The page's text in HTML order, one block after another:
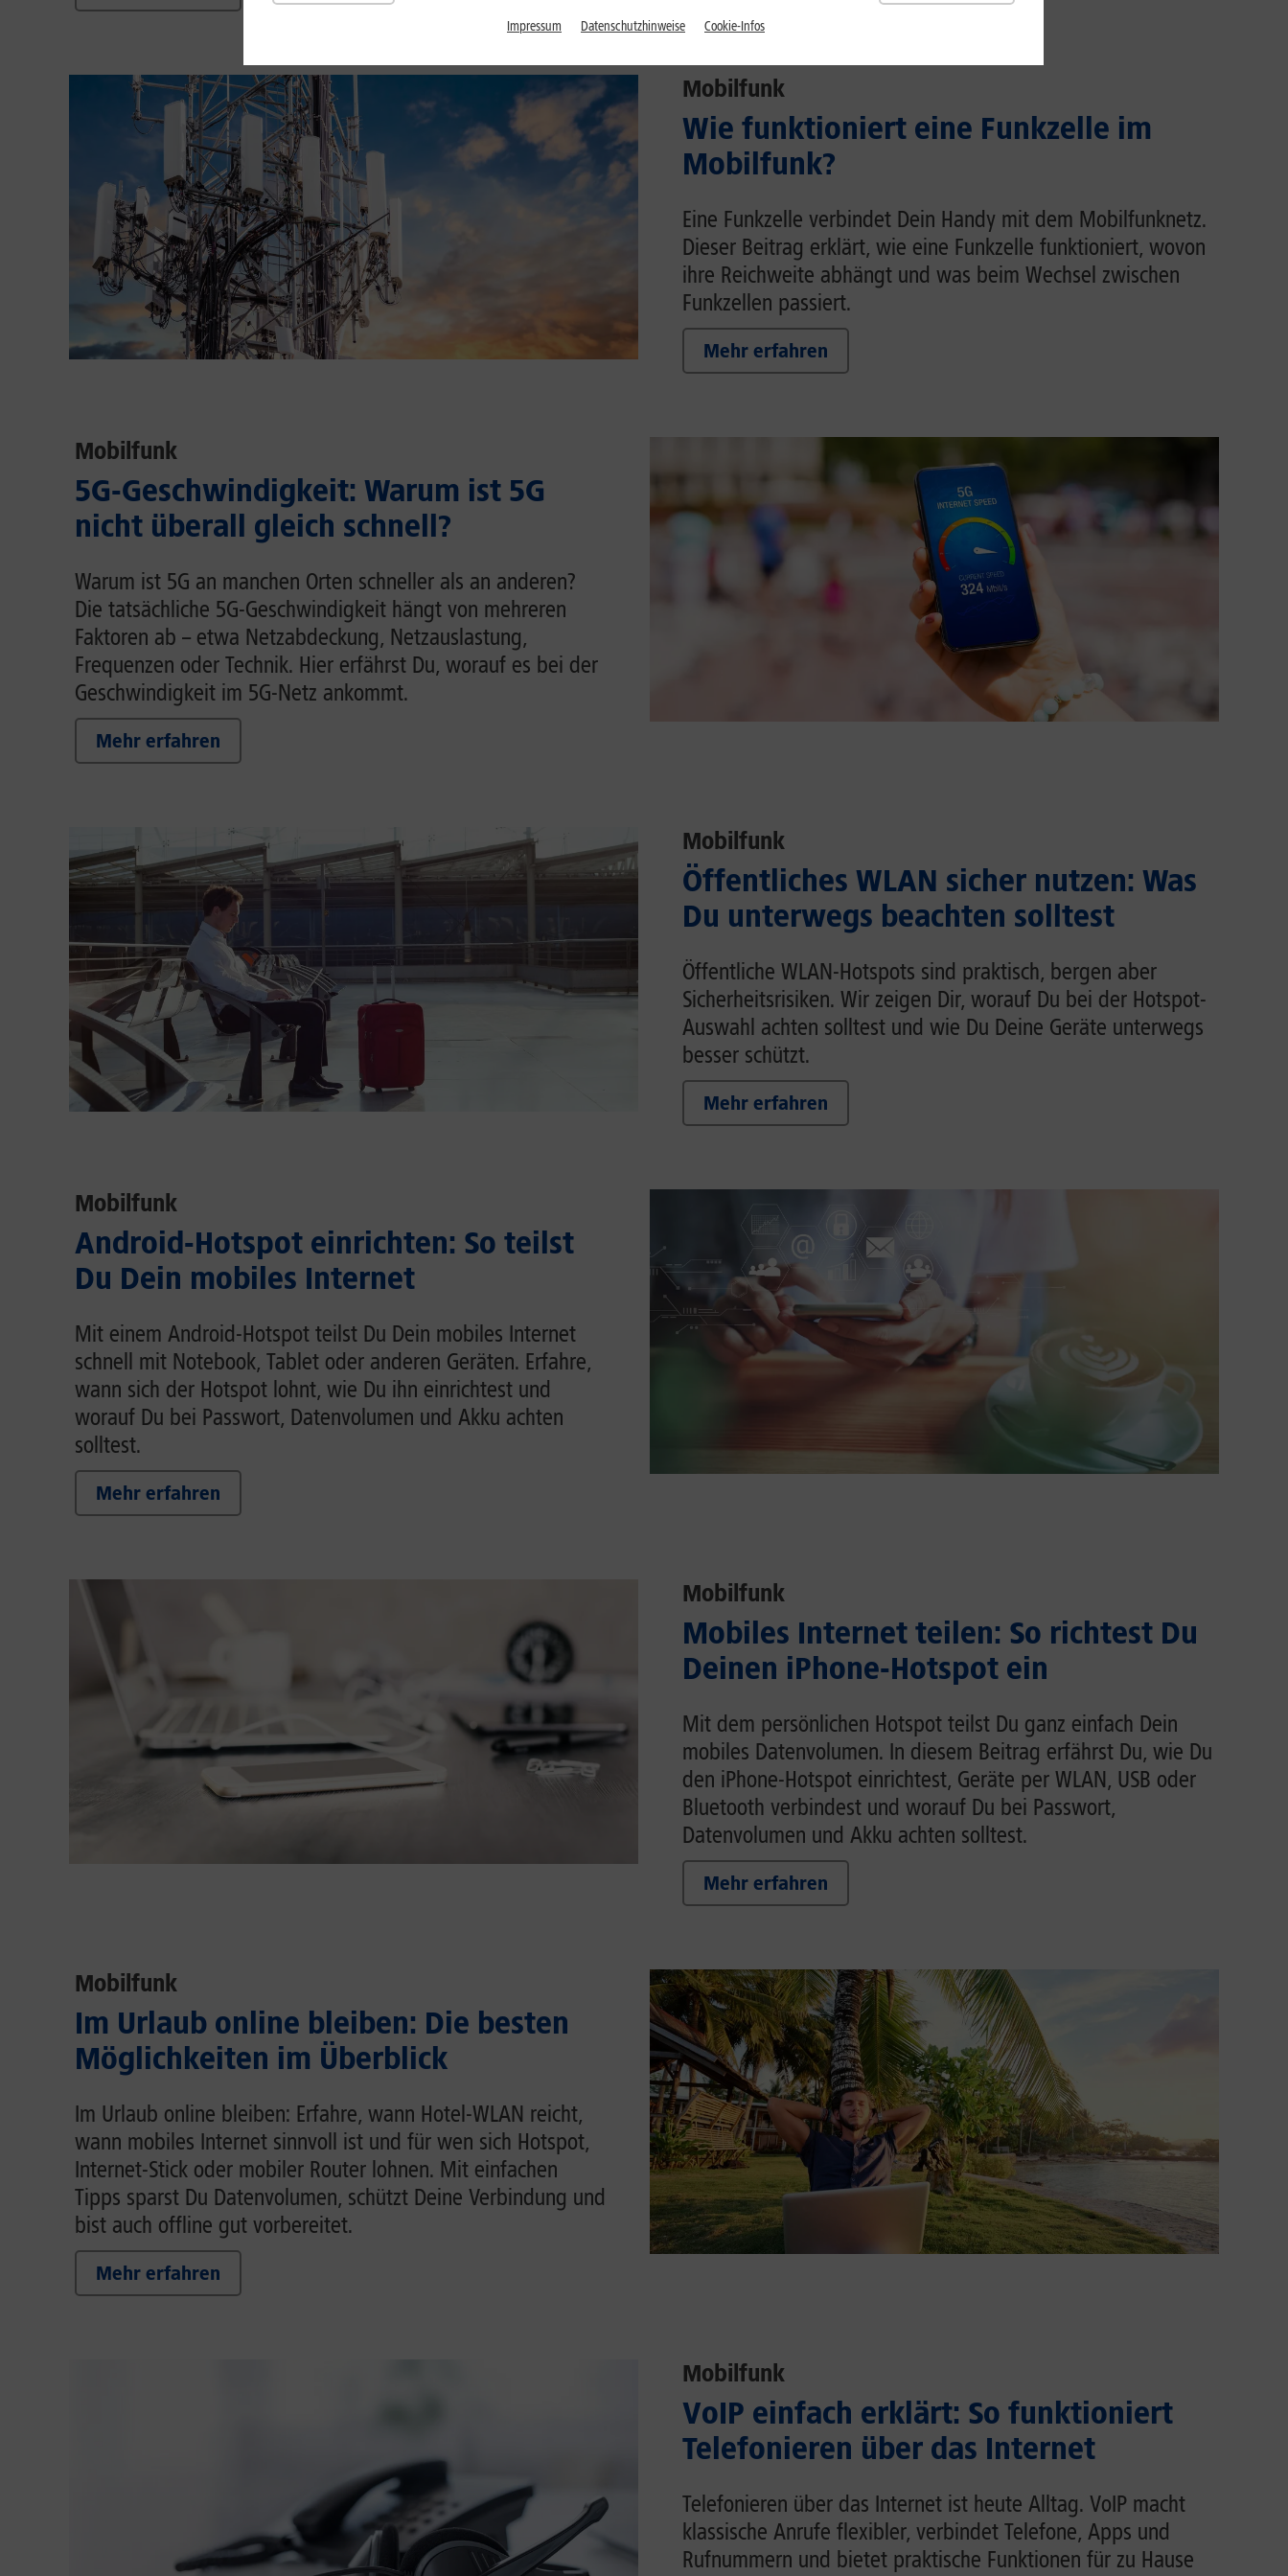
Mobilfunk
Wie funktioniert eine Funkzelle im
Mobilfunk?
Eine Funkzelle verbindet Dein Handy mit dem Mobilfunknetz.
Dieser Beitrag erklärt, wie eine Funkzelle funktioniert, wovon
ihre Reichweite abhängt und was beim Wechsel zwischen
Funkzellen passiert.
Mehr erfahren
Mobilfunk
5G-Geschwindigkeit: Warum ist 5G
nicht überall gleich schnell?
Warum ist 5G an manchen Orten schneller als an anderen?
Die tatsächliche 5G-Geschwindigkeit hängt von mehreren
Faktoren ab – etwa Netzabdeckung, Netzauslastung,
Frequenzen oder Technik. Hier erfährst Du, worauf es bei der
Geschwindigkeit im 5G-Netz ankommt.
Mehr erfahren
Mobilfunk
Öffentliches WLAN sicher nutzen: Was
Du unterwegs beachten solltest
Öffentliche WLAN-Hotspots sind praktisch, bergen aber
Sicherheitsrisiken. Wir zeigen Dir, worauf Du bei der Hotspot-
Auswahl achten solltest und wie Du Deine Geräte unterwegs
besser schützt.
Mehr erfahren
Mobilfunk
Android-Hotspot einrichten: So teilst
Du Dein mobiles Internet
Mit einem Android-Hotspot teilst Du Dein mobiles Internet
schnell mit Notebook, Tablet oder anderen Geräten. Erfahre,
wann sich der Hotspot lohnt, wie Du ihn einrichtest und
worauf Du bei Passwort, Datenvolumen und Akku achten
solltest.
Mehr erfahren
Mobilfunk
Mobiles Internet teilen: So richtest Du
Deinen iPhone-Hotspot ein
Mit dem persönlichen Hotspot teilst Du ganz einfach Dein
mobiles Datenvolumen. In diesem Beitrag erfährst Du, wie Du
den iPhone-Hotspot einrichtest, Geräte per WLAN, USB oder
Bluetooth verbindest und worauf Du bei Passwort,
Datenvolumen und Akku achten solltest.
Mehr erfahren
Mobilfunk
Im Urlaub online bleiben: Die besten
Möglichkeiten im Überblick
Im Urlaub online bleiben: Erfahre, wann Hotel-WLAN reicht,
wann mobiles Internet sinnvoll ist und für wen sich Hotspot,
Internet-Stick oder mobiler Router lohnen. Mit einfachen
Tipps sparst Du Datenvolumen, schützt Deine Verbindung und
bist auch offline gut vorbereitet.
Mehr erfahren
Mobilfunk
VoIP einfach erklärt: So funktioniert
Telefonieren über das Internet
Telefonieren über das Internet ist heute Alltag. VoIP macht
klassische Anrufe flexibler, verbindet Telefone, Apps und
Rufnummern und bietet praktische Funktionen für zu Hause
Impressum Datenschutzhinweise Cookie-Infos